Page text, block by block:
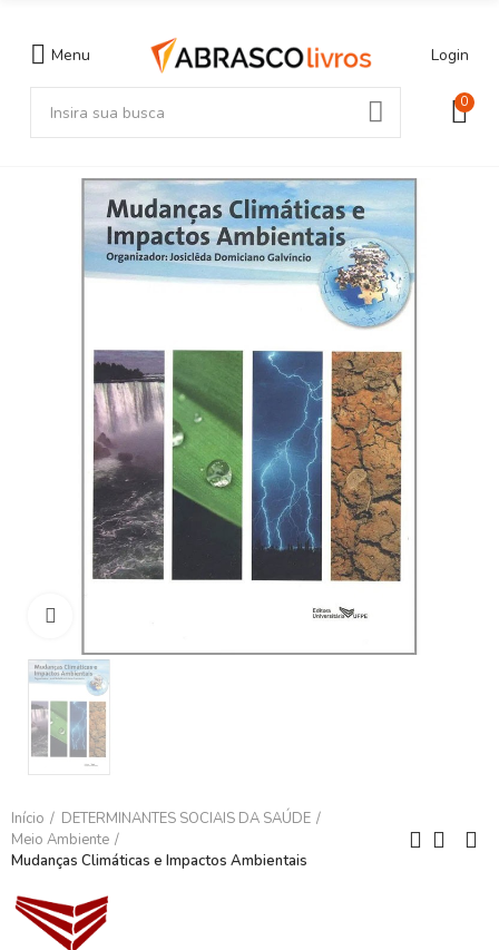
Menu Login
0
Início
DETERMINANTES SOCIAIS DA SAÚDE
Meio Ambiente
Mudanças Climáticas e Impactos Ambientais